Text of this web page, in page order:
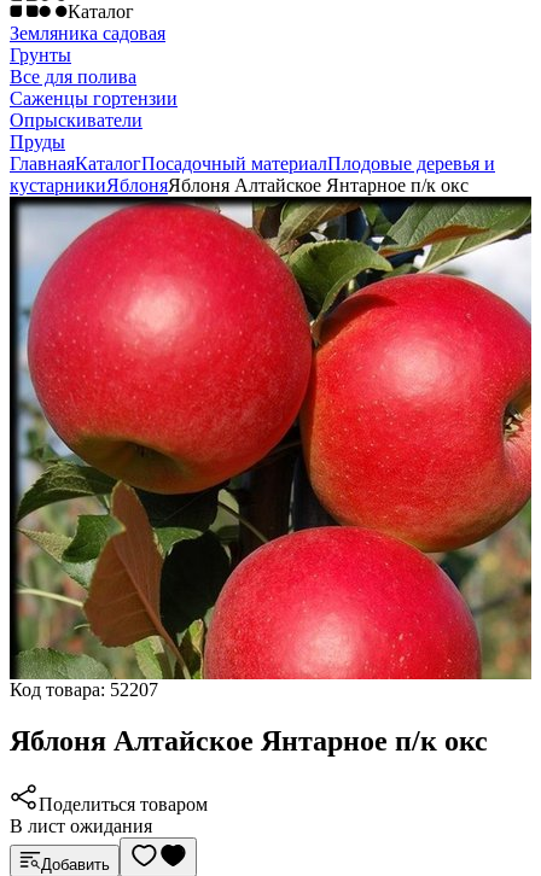
Каталог
Земляника садовая
Грунты
Все для полива
Саженцы гортензии
Опрыскиватели
Пруды
ГлавнаяКаталогПосадочный материалПлодовые деревья и
кустарникиЯблоняЯблоня Алтайское Янтарное п/к окс
Код товара: 52207
Яблоня Алтайское Янтарное п/к окс
Поделиться товаром
В лист ожидания
Добавить